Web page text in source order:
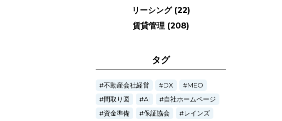
リーシング (22)
賃貸管理 (208)
タグ
不動産会社経営 DX
MEO
間取り図
AI
自社ホームページ
資金準備
保証協会
レインズ